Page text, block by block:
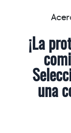
¡La
una